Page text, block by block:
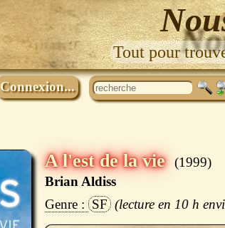
Tout pour
Connexion...
A l'est de la vie
1999
Brian Aldiss
SF
10 h